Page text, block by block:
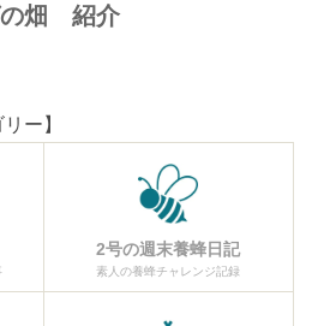
の畑 紹介
ー】
2号の週末養蜂日記
素人の養蜂チャレンジ記録